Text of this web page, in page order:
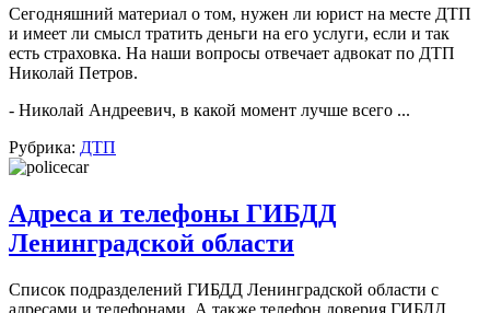
Сегодняшний материал о том, нужен ли юрист на месте ДТП
и имеет ли смысл тратить деньги на его услуги, если и так
есть страховка. На наши вопросы отвечает адвокат по ДТП
Николай Петров.
- Николай Андреевич, в какой момент лучше всего ...
Рубрика: ДТП
Адреса и телефоны ГИБДД
Ленинградской области
Список подразделений ГИБДД Ленинградской области с
адресами и телефонами. А также телефон доверия ГИБДД